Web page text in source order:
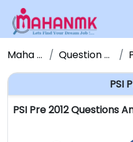
Maha NMK Question Papers
PSI
PSI Pre 2012 Questions